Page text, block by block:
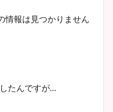
情報は見つかりません
たんですが…